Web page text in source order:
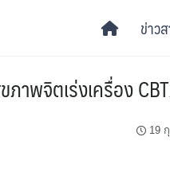
ข่าว
ภาพจิตเร่งเครื่อง
19